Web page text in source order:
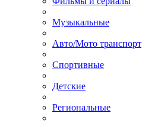
Музыкальные
Авто/Мото транспорт
Спортивные
Детские
Региональные